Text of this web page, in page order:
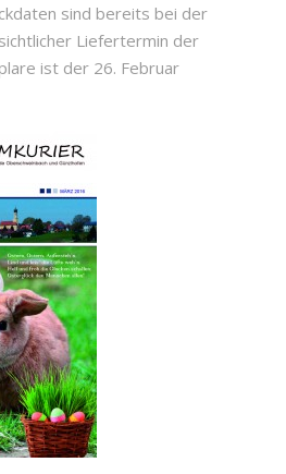
sind bereits bei der
Liefertermin der
ist der 26. Februar